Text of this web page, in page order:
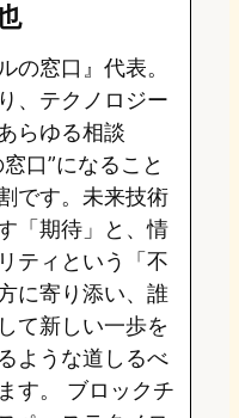
b
o
o
k
a
の窓口』代表。
、テクノロジー
らゆる相談
口”になること
です。未来技術
「期待」と、情
ティという「不
に寄り添い、誰
て新しい一歩を
ような道しるべ
す。 ブロックチ